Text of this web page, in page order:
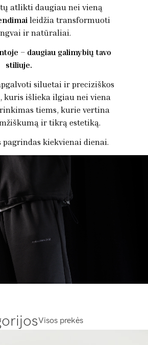
atlikti daugiau nei vieną
leidžia transformuoti
ir natūraliai.
– daugiau galimybių tavo
stiliuje.
siluetai ir preciziškos
kuris išlieka ilgiau nei viena
tiems, kurie vertina
ir tikrą estetiką.
pagrindas kiekvienai dienai.
Visos prekės